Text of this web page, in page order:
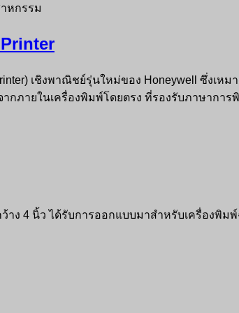
เชิงพาณิชย์รุ่นใหม่ของ Honeywell ซึ่งเ
กภายในเครื่องพิมพ์โดยตรง ที่รองรับภาษากา
าง 4 นิ้ว ได้รับการออกแบบมาสำหรับเครื่อง